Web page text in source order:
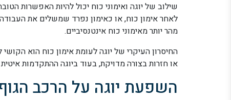
שילוב של יוגה ואימוני כוח יכול להיות האפשרות
לאחר אימון כוח, או כאימון נפרד שמשלים את
מהר יותר מאימוני כוח אינטנסיביים.
החיסרון העיקרי של יוגה לעומת אימון כוח הוא
או חזרות בצורה מדויקת, בעוד ביוגה ההתקדמות
השפעת יוגה על הרכב